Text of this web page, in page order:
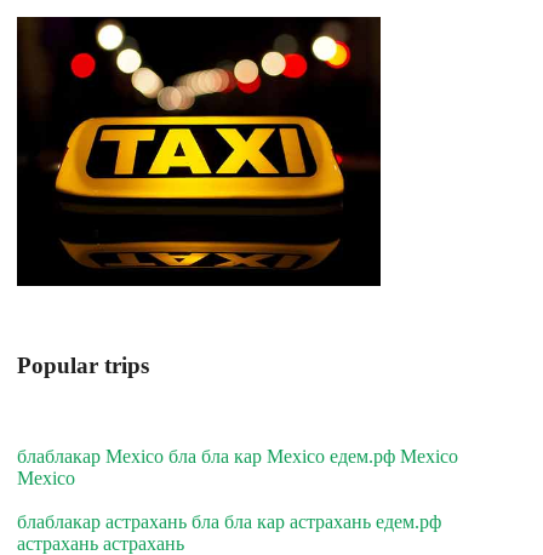
Popular trips
блаблакар Mexico бла бла кар Mexico едем.рф Mexico
Mexico
блаблакар астрахань бла бла кар астрахань едем.рф
астрахань астрахань